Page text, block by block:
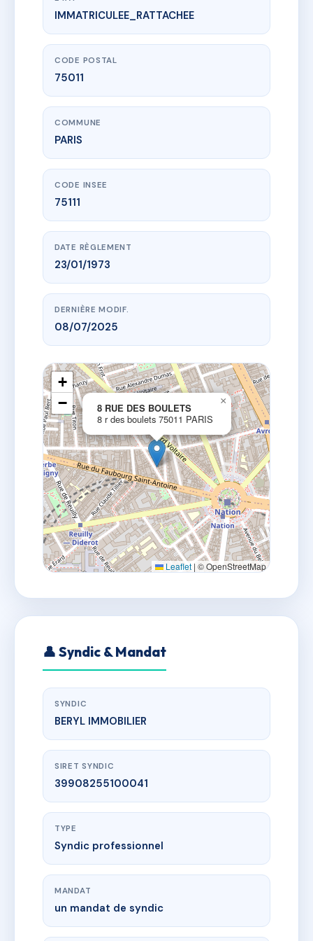
www.vme.plus/AC1721224
8 RUE DES BOULETS
8 r des boulets
IMMATRICULEE_RATTACHEE
CODE POSTAL
75011
COMMUNE
PARIS
CODE INSEE
75111
DATE RÈGLEMENT
23/01/1973
DERNIÈRE MODIF.
08/07/2025
8 RUE DES BOULETS
8 r des boulets 75011 PARIS
×
+
−
Leaflet | © OpenStreetMap
👤 Syndic & Mandat
SYNDIC
BERYL IMMOBILIER
SIRET SYNDIC
39908255100041
TYPE
Syndic professionnel
MANDAT
un mandat de syndic